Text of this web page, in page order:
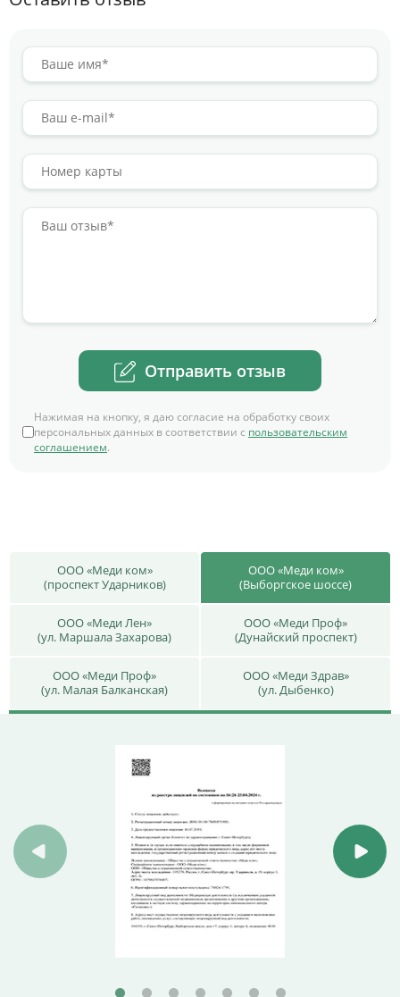
Отправить отзыв
Нажимая на кнопку, я даю согласие на обработку своих
персональных данных в соответствии с пользовательским
соглашением.
ООО «Меди ком»
(проспект Ударников)
ООО «Меди ком»
(Выборгское шоссе)
ООО «Меди Лен»
(ул. Маршала Захарова)
ООО «Меди Проф»
(Дунайский проспект)
ООО «Меди Проф»
(ул. Малая Балканская)
ООО «Меди Здрав»
(ул. Дыбенко)